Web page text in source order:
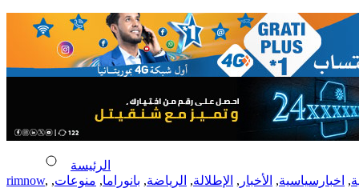
الرئيسة
rimnow, , اخبارسياسية, الأخبار , الإطلالة, الرياضة, بانوراما, منوعات,